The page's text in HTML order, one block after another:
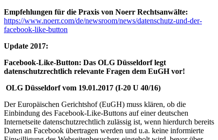
Empfehlungen für die Praxis von Noerr Rechtsanwälte:
https://www.noerr.com/de/newsroom/news/datenschutz-und-der-
facebook-like-button
Update 2017:
Facebook-Like-Button: Das OLG Düsseldorf legt
datenschutzrechtlich relevante Fragen dem EuGH vor!
OLG Düsseldorf vom 19.01.2017 (I-20 U 40/16)
Der Europäischen Gerichtshof (EuGH) muss klären, ob die
Einbindung des Facebook-Like-Buttons auf einer deutschen
Internetseite datenschutzrechtlich zulässig ist, wenn hierdurch bereits
Daten an Facebook übertragen werden und u.a. keine informierte